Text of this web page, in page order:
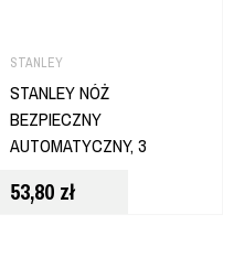
STANLEY
STANLEY NÓŻ
BEZPIECZNY
AUTOMATYCZNY, 3
FMHT10367-0
53,80 zł